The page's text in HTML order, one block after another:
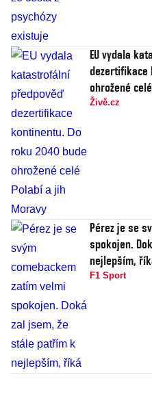
EU vydala
dezertifikace
ohrožené
Živě.cz
Pérez je se
spokojen.
nejlepším,
F1 Sport